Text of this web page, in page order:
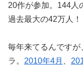
20作が参加。144人
過去最大の42万人！
毎年来てるんです
ラ。 2010年4月